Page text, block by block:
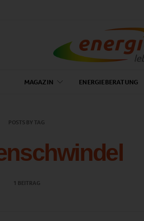
MAGAZIN ENERGIEBERATUNG
POSTS BY TAG
1 BEITRAG